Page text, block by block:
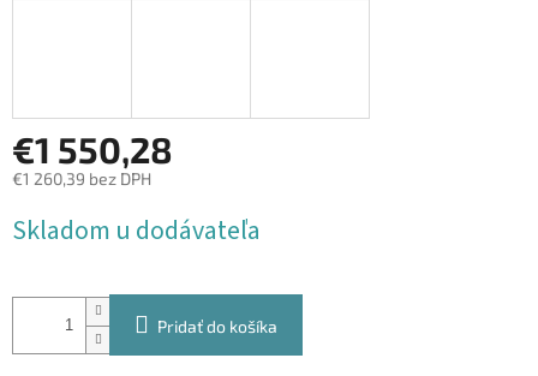
€1 550,28
€1 260,39 bez DPH
cena:
Skladom u dodávateľa
Pridať do košíka